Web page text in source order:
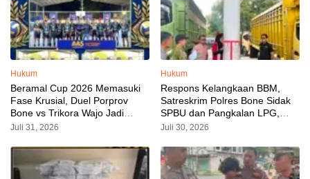
Hukum
Beramal Cup 2026 Memasuki
Fase Krusial, Duel Porprov
Bone vs Trikora Wajo Jadi
Sorotan Malam Ini
Juli 31, 2026
Hukum
Respons Kelangkaan BBM,
Satreskrim Polres Bone Sidak
SPBU dan Pangkalan LPG,
AKP Alvin Aji Imbau Pengelola
Tepat Sasaran
Juli 30, 2026